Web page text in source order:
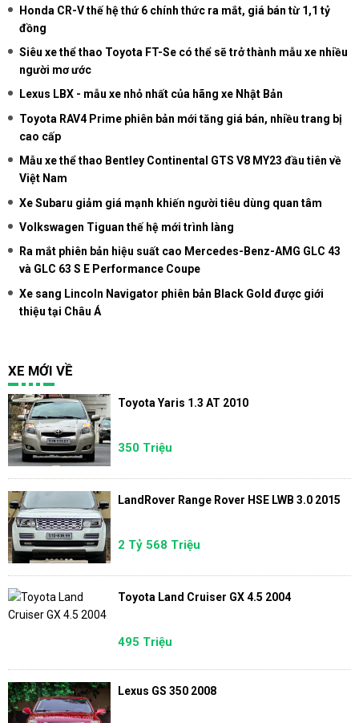
Honda CR-V thế hệ thứ 6 chính thức ra mắt, giá bán từ 1,1 tỷ
đồng
Siêu xe thể thao Toyota FT-Se có thể sẽ trở thành mẫu xe nhiều
người mơ ước
Lexus LBX - mẫu xe nhỏ nhất của hãng xe Nhật Bản
Toyota RAV4 Prime phiên bản mới tăng giá bán, nhiều trang bị
cao cấp
Mẫu xe thể thao Bentley Continental GTS V8 MY23 đầu tiên về
Việt Nam
Xe Subaru giảm giá mạnh khiến người tiêu dùng quan tâm
Volkswagen Tiguan thế hệ mới trình làng
Ra mắt phiên bản hiệu suất cao Mercedes-Benz-AMG GLC 43
và GLC 63 S E Performance Coupe
Xe sang Lincoln Navigator phiên bản Black Gold được giới
thiệu tại Châu Á
XE MỚI VỀ
Toyota Yaris 1.3 AT 2010
350 Triệu
LandRover Range Rover HSE LWB 3.0 2015
2 Tỷ 568 Triệu
Toyota Land Cruiser GX 4.5 2004
495 Triệu
Lexus GS 350 2008